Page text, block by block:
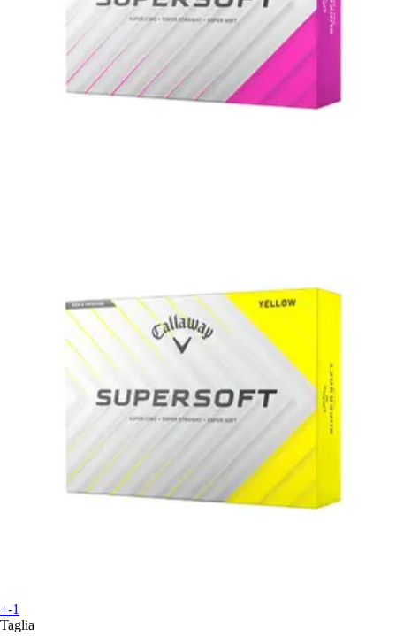
+-1
Taglia